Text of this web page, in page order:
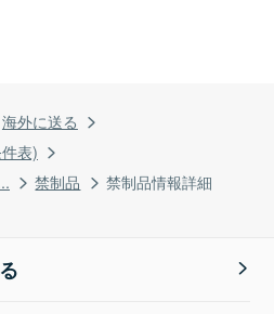
海外に送る
表)
禁制品 禁制品情報詳細